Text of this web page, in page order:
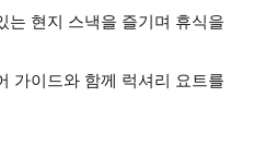
는 현지 스낵을 즐기며 휴식을
가이드와 함께 럭셔리 요트를